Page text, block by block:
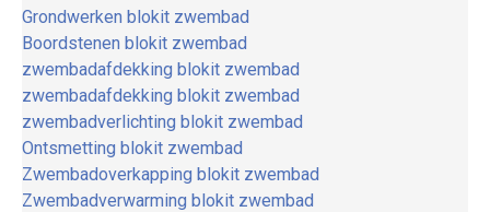
Grondwerken blokit zwembad
Boordstenen blokit zwembad
zwembadafdekking blokit zwembad
zwembadafdekking blokit zwembad
zwembadverlichting blokit zwembad
Ontsmetting blokit zwembad
Zwembadoverkapping blokit zwembad
Zwembadverwarming blokit zwembad